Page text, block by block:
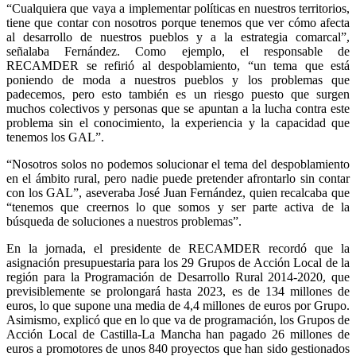
“Cualquiera que vaya a implementar políticas en nuestros territorios,
tiene que contar con nosotros porque tenemos que ver cómo afecta
al desarrollo de nuestros pueblos y a la estrategia comarcal”,
señalaba Fernández. Como ejemplo, el responsable de
RECAMDER se refirió al despoblamiento, “un tema que está
poniendo de moda a nuestros pueblos y los problemas que
padecemos, pero esto también es un riesgo puesto que surgen
muchos colectivos y personas que se apuntan a la lucha contra este
problema sin el conocimiento, la experiencia y la capacidad que
tenemos los GAL”.
“Nosotros solos no podemos solucionar el tema del despoblamiento
en el ámbito rural, pero nadie puede pretender afrontarlo sin contar
con los GAL”, aseveraba José Juan Fernández, quien recalcaba que
“tenemos que creernos lo que somos y ser parte activa de la
búsqueda de soluciones a nuestros problemas”.
En la jornada, el presidente de RECAMDER recordó que la
asignación presupuestaria para los 29 Grupos de Acción Local de la
región para la Programación de Desarrollo Rural 2014-2020, que
previsiblemente se prolongará hasta 2023, es de 134 millones de
euros, lo que supone una media de 4,4 millones de euros por Grupo.
Asimismo, explicó que en lo que va de programación, los Grupos de
Acción Local de Castilla-La Mancha han pagado 26 millones de
euros a promotores de unos 840 proyectos que han sido gestionados